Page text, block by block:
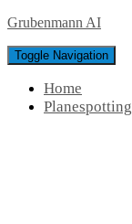
Grubenmann AI
Toggle Navigation
Home
Planespotting